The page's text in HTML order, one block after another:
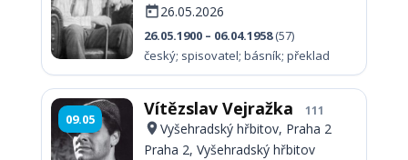
26.05.2026
26.05.1900 – 06.04.1958(57)
český; spisovatel; básník; překlad
09.05 Vítězslav Vejražka 111
Vyšehradský hřbitov, Praha 2
Praha 2, Vyšehradský hřbitov